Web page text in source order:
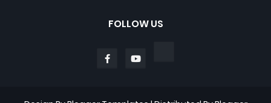
FOLLOW US